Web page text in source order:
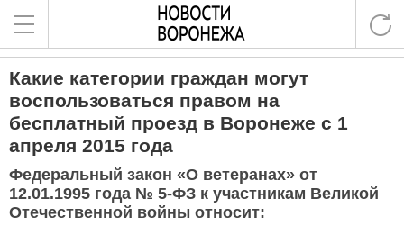
Какие категории граждан могут
воспользоваться правом на
бесплатный проезд в Воронеже с 1
апреля 2015 года
Федеральный закон «О ветеранах» от
12.01.1995 года № 5-ФЗ к участникам Великой
Отечественной войны относит: